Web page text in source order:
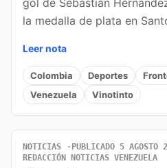
gol de Sebastián
la medalla de plata en
Leer nota
Colombia Deportes
Venezuela
Vinotinto
NOTICIAS PUBLICADO 5 AGOSTO
REDACCIÓN NOTICIAS VENEZUELA